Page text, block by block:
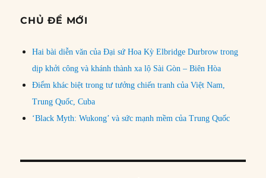
CHỦ ĐỀ MỚI
Hai bài diễn văn của Đại sứ Hoa Kỳ Elbridge Durbrow trong
dịp khởi công và khánh thành xa lộ Sài Gòn – Biên Hòa
Điểm khác biệt trong tư tưởng chiến tranh của Việt Nam,
Trung Quốc, Cuba
‘Black Myth: Wukong’ và sức mạnh mềm của Trung Quốc